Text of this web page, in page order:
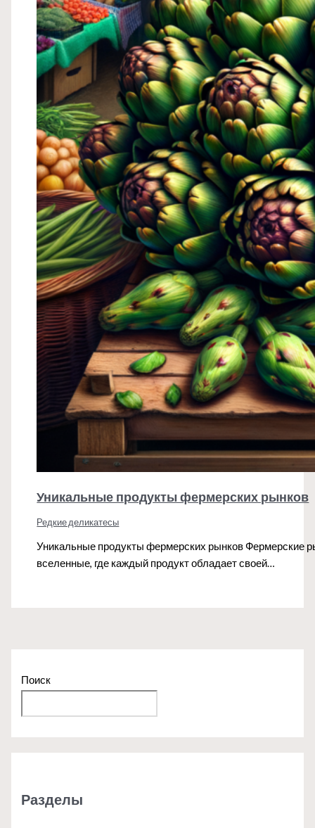
Уникальные продукты фермерских рынков
Редкие деликатесы
Уникальные продукты фермерских рынков Фермерские
вселенные, где каждый продукт обладает своей…
Поиск
Разделы